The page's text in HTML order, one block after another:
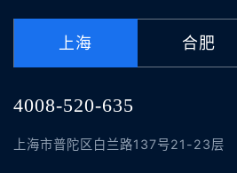
上海 合肥
4008-520-635
上海市普陀区白兰路137号21-23层